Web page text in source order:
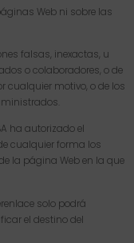
Web ni sobre las
falsas, inexactas, u
o colaboradores, o de
cualquier motivo, o de los
ha autorizado el
cualquier forma los
la página Web en la que
solo podrá
el destino del